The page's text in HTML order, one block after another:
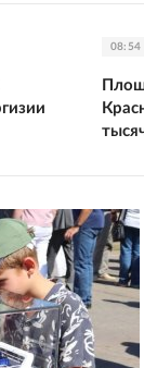
08:54